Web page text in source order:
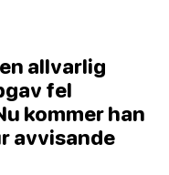
allvarlig
fel
kommer han
avvisande